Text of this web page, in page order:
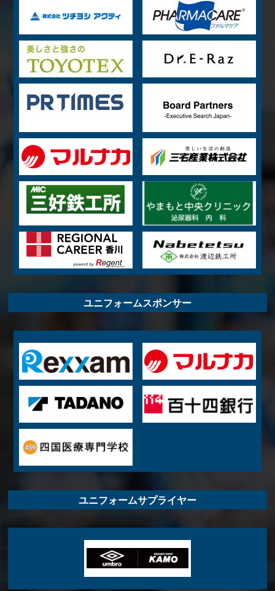
ユニフォームスポンサー
ユニフォームサプライヤー